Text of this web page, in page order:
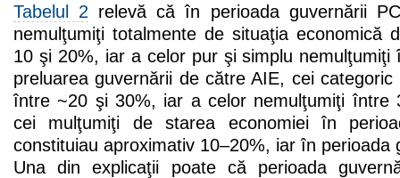
Tabelul 2 relevă că în perioada guvernării
nemulţumiţi totalmente de situaţia economică
10 şi 20%, iar a celor pur şi simplu
preluarea guvernării de către AIE, cei
între ~20 şi 30%, iar a celor nemulţumiţi între
cei mulţumiţi de starea economiei în
constituiau aproximativ 10–20%, iar în perioada
Una din explicaţii poate că perioada